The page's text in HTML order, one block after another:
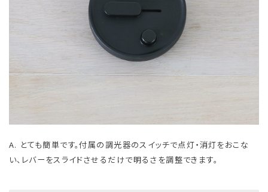
A. とても簡単です。付属の調光器のスイッチで点灯・消灯をおこな
い、レバーをスライドさせるだけで明るさを調整できます。